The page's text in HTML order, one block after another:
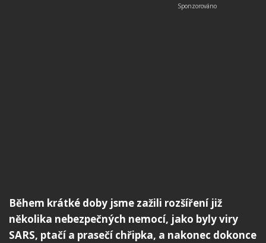
Během krátké doby jsme zažili rozšíření již
několika nebezpečných nemocí, jako byly viry
SARS, ptačí a prasečí chřipka, a nakonec dokonce